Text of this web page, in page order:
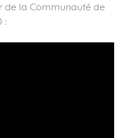
de la Communauté de
: